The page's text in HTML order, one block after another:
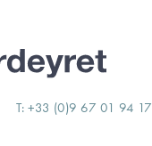
T: +33 (0)9 67 01 94 17